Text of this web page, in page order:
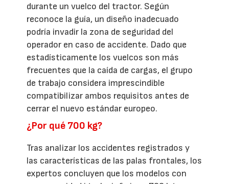
durante un vuelco del tractor. Según
reconoce la guía, un diseño inadecuado
podría invadir la zona de seguridad del
operador en caso de accidente. Dado que
estadísticamente los vuelcos son más
frecuentes que la caída de cargas, el grupo
de trabajo considera imprescindible
compatibilizar ambos requisitos antes de
cerrar el nuevo estándar europeo.
¿Por qué 700 kg?
Tras analizar los accidentes registrados y
las características de las palas frontales, los
expertos concluyen que los modelos con